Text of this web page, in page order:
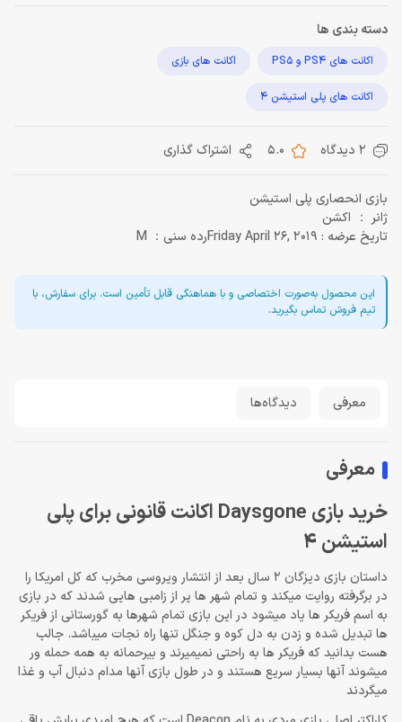
دسته بندی ها
اکانت های PS4 و PS5 اکانت های بازی
اکانت های پلی استیشن 4
2 دیدگاه 5.0 اشتراک گذاری
بازی انحصاری پلی استیشن
ژانر ： اکشن
تاریخ عرضه : Friday April 26, 2019رده سنی： M
این محصول به‌صورت اختصاصی و با هماهنگی قابل تأمین است. برای سفارش، با
تیم فروش تماس بگیرید.
معرفی دیدگاه‌ها
معرفی
خرید بازی Daysgone اکانت قانونی برای پلی
استیشن 4
داستان بازی دیزگان 2 سال بعد از انتشار ویروسی مخرب که کل امریکا را
در برگرفته روایت میکند و تمام شهر ها پر از زامبی هایی شدند که در بازی
به اسم فریکر ها یاد میشود در این بازی تمام شهرها به گورستانی از فریکر
ها تبدیل شده و زدن به دل کوه و جنگل تنها راه نجات میباشد. جالب
هست بدانید که فریکر ها به راحتی نمیمیرند و بیرحمانه به همه حمله ور
میشوند آنها بسیار سریع هستند و در طول بازی آنها مدام دنبال آب و غذا
میگردند